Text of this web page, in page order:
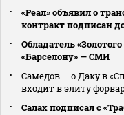
«Реал» объявил о
контракт подписан
Обладатель
«Барселону» — СМИ
Самедов — о Даку в
входит в элиту
Салах подписал с